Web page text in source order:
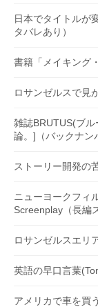
日本でタイトルが
タバレあり）
書籍「メイキング
ロサンゼルスで見
雑誌BRUTUS(ブ
論。]（バックナン
ストーリー開発の
ニューヨークフ
Screenplay（長編
ロサンゼルスエリ
英語の早口言葉
アメリカで車を買う